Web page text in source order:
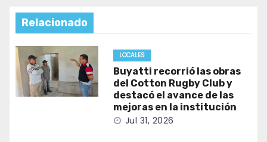
Relacionado
LOCALES
Buyatti recorrió las obras
del Cotton Rugby Club y
destacó el avance de las
mejoras en la institución
Jul 31, 2026